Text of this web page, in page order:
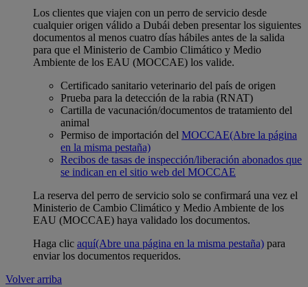
Los clientes que viajen con un perro de servicio desde
cualquier origen válido a Dubái deben presentar los siguientes
documentos al menos cuatro días hábiles antes de la salida
para que el Ministerio de Cambio Climático y Medio
Ambiente de los EAU (MOCCAE) los valide.
Certificado sanitario veterinario del país de origen
Prueba para la detección de la rabia (RNAT)
Cartilla de vacunación/documentos de tratamiento del
animal
Permiso de importación del MOCCAE(Abre la página
en la misma pestaña)
Recibos de tasas de inspección/liberación abonados que
se indican en el sitio web del MOCCAE
La reserva del perro de servicio solo se confirmará una vez el
Ministerio de Cambio Climático y Medio Ambiente de los
EAU (MOCCAE) haya validado los documentos.
Haga clic aquí(Abre una página en la misma pestaña) para
enviar los documentos requeridos.
Volver arriba